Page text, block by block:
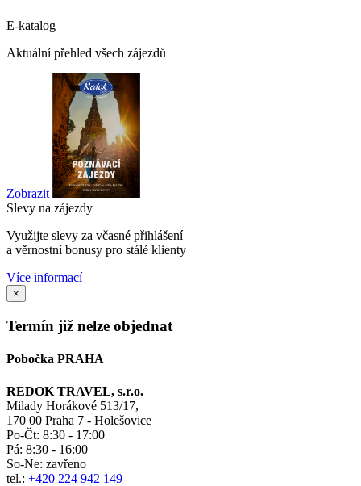
E-katalog
Aktuální přehled všech zájezdů
Zobrazit
Slevy na zájezdy
Využijte slevy za včasné přihlášení
a věrnostní bonusy pro stálé klienty
Více informací
×
Termín již nelze objednat
Pobočka PRAHA
REDOK TRAVEL, s.r.o.
Milady Horákové 513/17,
170 00 Praha 7 - Holešovice
Po-Čt: 8:30 - 17:00
Pá: 8:30 - 16:00
So-Ne: zavřeno
tel.: +420 224 942 149